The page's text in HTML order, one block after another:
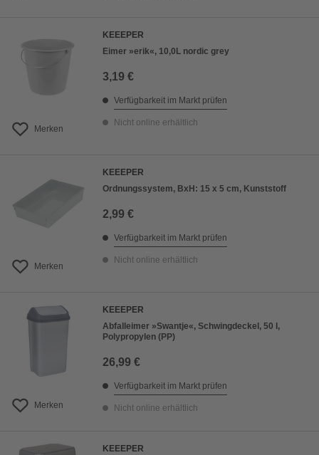
Merken
KEEEPER
Eimer »erik«, 10,0L nordic grey
3,19 €
Verfügbarkeit im Markt prüfen
Nicht online erhältlich
Merken
KEEEPER
Ordnungssystem, BxH: 15 x 5 cm, Kunststoff
2,99 €
Verfügbarkeit im Markt prüfen
Nicht online erhältlich
Merken
KEEEPER
Abfalleimer »Swantje«, Schwingdeckel, 50 l,
Polypropylen (PP)
26,99 €
Verfügbarkeit im Markt prüfen
Nicht online erhältlich
KEEEPER